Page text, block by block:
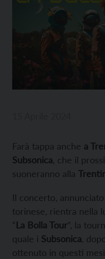
Farà tappa anche a
Subsonica , che il
suoneranno alla
Il concerto,
torinese, rientra nella
“La Bolla Tour”, la
quale i Subsonica ,
ottenuto in questi